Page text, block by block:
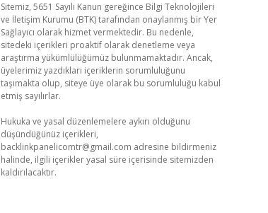
Sitemiz, 5651 Sayılı Kanun gereğince Bilgi Teknolojileri
ve İletişim Kurumu (BTK) tarafından onaylanmış bir Yer
Sağlayıcı olarak hizmet vermektedir. Bu nedenle,
sitedeki içerikleri proaktif olarak denetleme veya
araştırma yükümlülüğümüz bulunmamaktadır. Ancak,
üyelerimiz yazdıkları içeriklerin sorumluluğunu
taşımakta olup, siteye üye olarak bu sorumluluğu kabul
etmiş sayılırlar.
Hukuka ve yasal düzenlemelere aykırı olduğunu
düşündüğünüz içerikleri,
backlinkpanelicomtr@gmail.com adresine bildirmeniz
halinde, ilgili içerikler yasal süre içerisinde sitemizden
kaldırılacaktır.